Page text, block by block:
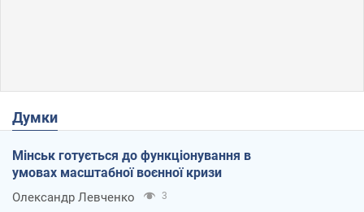
Думки
Мінськ готується до функціонування в
умовах масштабної воєнної кризи
Олександр Левченко 3